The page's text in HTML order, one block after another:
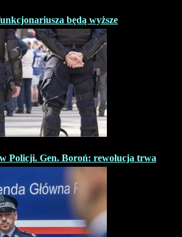
będą wyższe
Policji. Gen. Boroń: rewolucja trwa